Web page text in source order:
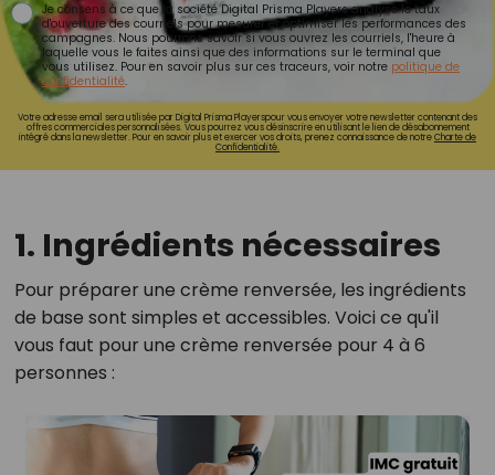
Je consens à ce que la société Digital Prisma Players analyse le taux
d'ouverture des courriels pour mesurer et optimiser les performances des
campagnes. Nous pourrons savoir si vous ouvrez les courriels, l'heure à
laquelle vous le faites ainsi que des informations sur le terminal que
vous utilisez. Pour en savoir plus sur ces traceurs, voir notre politique de
confidentialité.
Votre adresse email sera utilisée par Digital Prisma Playerspour vous envoyer votre newsletter contenant des
offres commerciales personnalisées. Vous pourrez vous désinscrire en utilisant le lien de désabonnement
intégré dans la newsletter. Pour en savoir plus et exercer vos droits, prenez connaissance de notreCharte de
Confidentialité.
1. Ingrédients nécessaires
Pour préparer une crème renversée, les ingrédients
de base sont simples et accessibles. Voici ce qu'il
vous faut pour une crème renversée pour 4 à 6
personnes :